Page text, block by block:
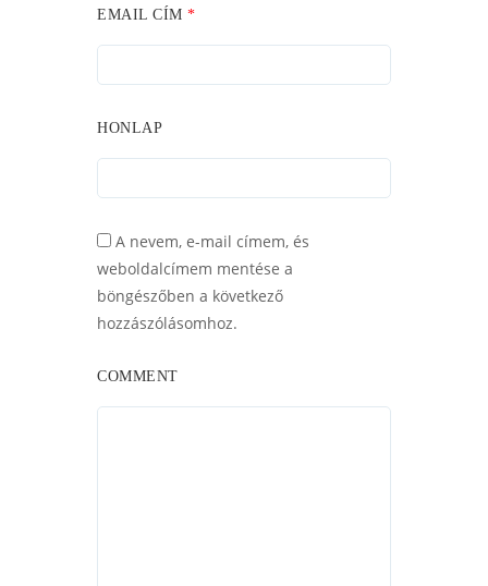
EMAIL CÍM *
HONLAP
A nevem, e-mail címem, és
weboldalcímem mentése a
böngészőben a következő
hozzászólásomhoz.
COMMENT